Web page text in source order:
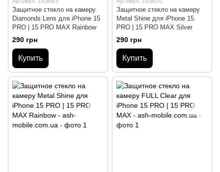
Защитное стекло на камеру
Diamonds Lens для iPhone 15
PRO | 15 PRO MAX Rainbow
290 грн
Купить
Защитное стекло на камеру
Metal Shine для iPhone 15
PRO | 15 PRO MAX Silver
290 грн
Купить